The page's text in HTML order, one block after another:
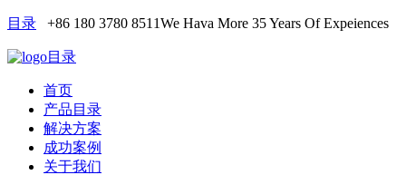
目录 +86 180 3780 8511We Hava More 35 Years Of Expeiences
目录
首页
产品目录
解决方案
成功案例
关于我们